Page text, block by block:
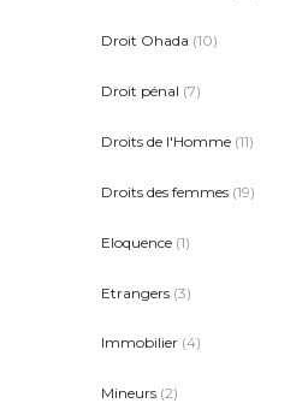
Droit Ohada (10)
Droit pénal (7)
Droits de l'Homme (11)
Droits des femmes (19)
Eloquence (1)
Etrangers (3)
Immobilier (4)
Mineurs (2)